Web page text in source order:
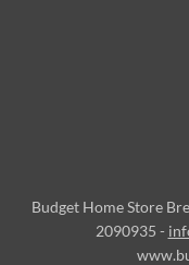
Budget Home Store
2090935 -